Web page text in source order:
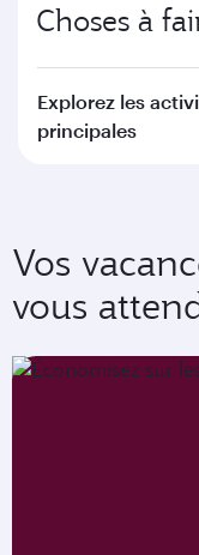
Choses à
Explorez les
principales
Vos
vous